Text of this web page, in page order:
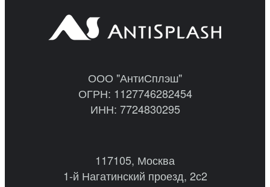
ООО "АнтиСплэш"
ОГРН: 1127746282454
ИНН: 7724830295
117105, Москва
1-й Нагатинский проезд, 2с2